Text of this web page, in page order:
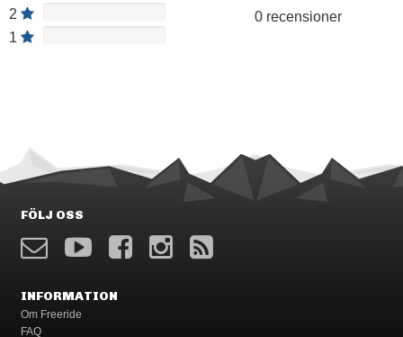
2
1
0 recensioner
FÖLJ OSS
INFORMATION
Om Freeride
FAQ